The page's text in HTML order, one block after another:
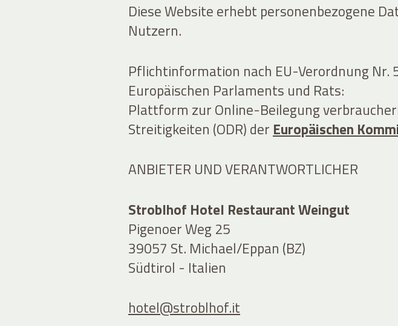
Diese Website erhebt personenbezogene
Nutzern.
Pflichtinformation nach EU-Verordnung Nr.
Europäischen Parlaments und Rats:
Plattform zur Online-Beilegung
Streitigkeiten (ODR) der Europäischen
ANBIETER UND VERANTWORTLICHER
Stroblhof Hotel Restaurant Weingut
Pigenoer Weg 25
39057 St. Michael/Eppan (BZ)
Südtirol - Italien
hotel@stroblhof.it